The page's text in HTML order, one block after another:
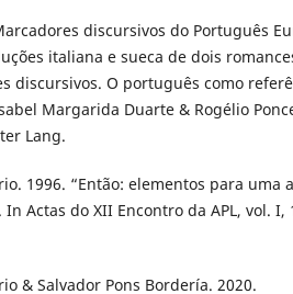
discursivos do Português
italiana e sueca de dois
discursivos. O português como
Margarida Duarte & Rogélio
Lang.
1996. “Então: elementos para uma
Actas do XII Encontro da APL, vol. I,
& Salvador Pons Bordería. 2020.